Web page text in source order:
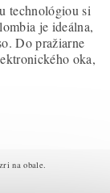
technológiou si
je ideálna,
Do pražiarne
oka,
na obale.